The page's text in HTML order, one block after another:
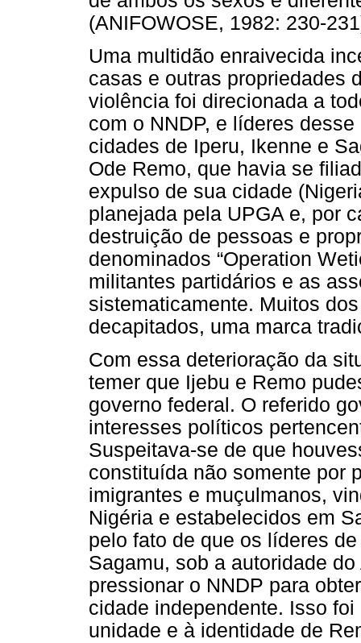
(ANIFOWOSE, 1982: 230-
Uma multidão enraivecida
casas e outras propriedades
violência foi direcionada a
com o NNDP, e líderes
cidades de Iperu, Ikenne e
Ode Remo, que havia se
expulso de sua cidade
planejada pela UPGA e, por
destruição de pessoas e
denominados “Operation
militantes partidários e as
sistematicamente. Muitos
decapitados, uma marca
Com essa deterioração da
temer que Ijebu e Remo
governo federal. O referido
interesses políticos
Suspeitava-se de que
constituída não somente por
imigrantes e muçulmanos,
Nigéria e estabelecidos em
pelo fato de que os líderes
Sagamu, sob a autoridade
pressionar o NNDP para
cidade independente. Isso
unidade e à identidade de